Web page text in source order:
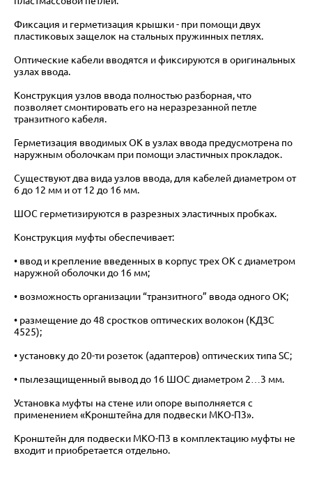
Фиксация и герметизация крышки - при помощи двух
пластиковых защелок на стальных пружинных петлях.
Оптические кабели вводятся и фиксируются в оригинальных
узлах ввода.
Конструкция узлов ввода полностью разборная, что
позволяет смонтировать его на неразрезанной петле
транзитного кабеля.
Герметизация вводимых ОК в узлах ввода предусмотрена по
наружным оболочкам при помощи эластичных прокладок.
Существуют два вида узлов ввода, для кабелей диаметром от
6 до 12 мм и от 12 до 16 мм.
ШОС герметизируются в разрезных эластичных пробках.
Конструкция муфты обеспечивает:
• ввод и крепление введенных в корпус трех ОК с диаметром
наружной оболочки до 16 мм;
• возможность организации “транзитного” ввода одного ОК;
• размещение до 48 сростков оптических волокон (КДЗС
4525);
• установку до 20-ти розеток (адаптеров) оптических типа SC;
• пылезащищенный вывод до 16 ШОС диаметром 2…3 мм.
Установка муфты на стене или опоре выполняется с
применением «Кронштейна для подвески МКО-П3».
Кронштейн для подвески МКО-П3 в комплектацию муфты не
входит и приобретается отдельно.